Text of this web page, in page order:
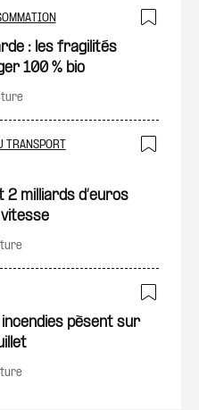
: les fragilités
100 % bio
2 milliards d’euros
incendies pèsent sur